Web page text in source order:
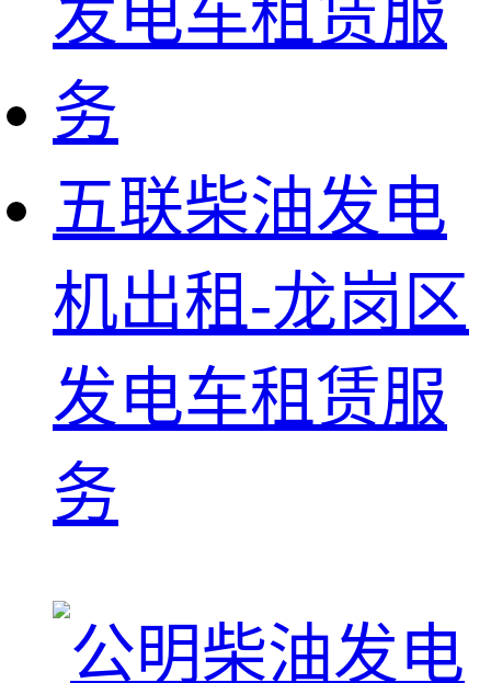
五联柴油发电
机出租-龙岗区
发电车租赁服
务